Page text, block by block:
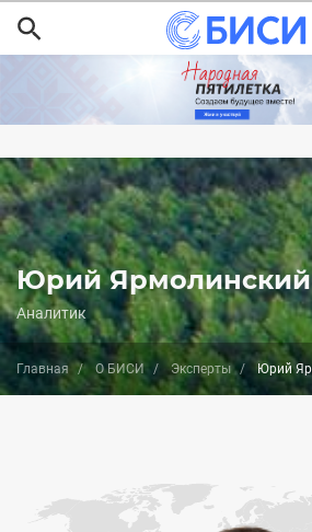
Перейти
к
Юрий Ярмолинский
Аналитик
Главная О БИСИ Эксперты Юрий